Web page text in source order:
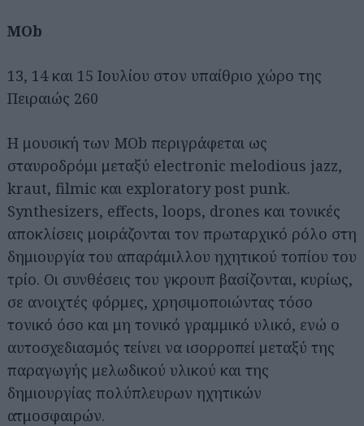
MOb
13, 14 και 15 Ιουλίου στον υπαίθριο χώρο της
Πειραιώς 260
Η μουσική των MOb περιγράφεται ως
σταυροδρόμι μεταξύ electronic melodious jazz,
kraut, filmic και exploratory post punk.
Synthesizers, effects, loops, drones και τονικές
αποκλίσεις μοιράζονται τον πρωταρχικό ρόλο στη
δημιουργία του απαράμιλλου ηχητικού τοπίου του
τρίο. Οι συνθέσεις του γκρουπ βασίζονται, κυρίως,
σε ανοιχτές φόρμες, χρησιμοποιώντας τόσο
τονικό όσο και μη τονικό γραμμικό υλικό, ενώ ο
αυτοσχεδιασμός τείνει να ισορροπεί μεταξύ της
παραγωγής μελωδικού υλικού και της
δημιουργίας πολύπλευρων ηχητικών
ατμοσφαιρών.